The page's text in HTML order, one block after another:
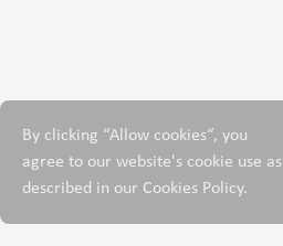
By clicking “Allow cookies“, you
agree to our website's cookie use as
described in our Cookies Policy.